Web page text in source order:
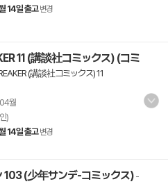
14일 출고 변경
11 (講談社コミックス) (コミ
(講談社コミックス) 11
월
)
14일 출고 변경
103 (少年サンデ-コミックス) -